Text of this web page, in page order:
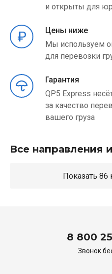
и открыты для
Цены ниже
Мы используем
для перевозки
Гарантия
QP5 Express
за качество
вашего груза
Все направления
8 800
Звонок